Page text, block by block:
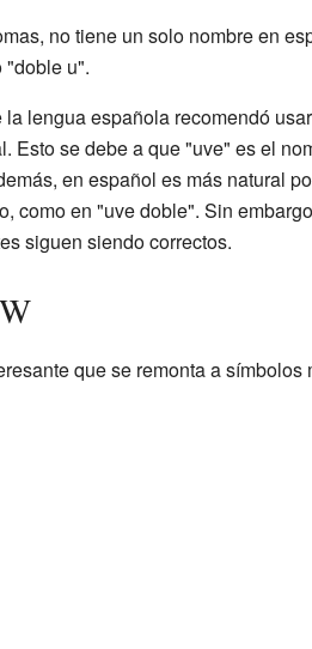
no tiene un solo nombre en
"doble u".
lengua española recomendó
Esto se debe a que "uve" es el
en español es más natural
como en "uve doble". Sin
siguen siendo correctos.
que se remonta a símbolos